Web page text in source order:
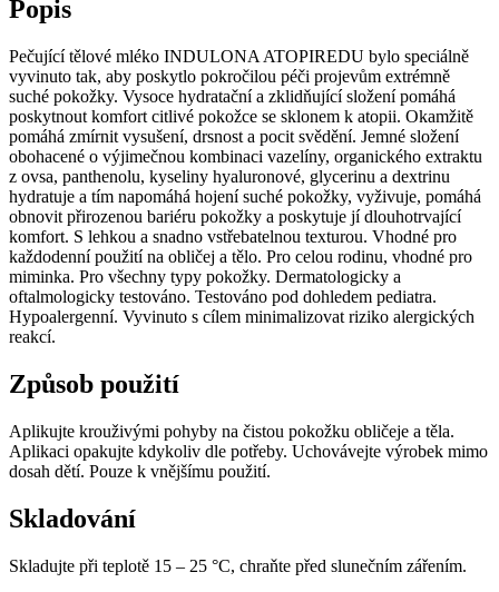
Popis
Pečující tělové mléko INDULONA ATOPIREDU bylo speciálně
vyvinuto tak, aby poskytlo pokročilou péči projevům extrémně
suché pokožky. Vysoce hydratační a zklidňující složení pomáhá
poskytnout komfort citlivé pokožce se sklonem k atopii. Okamžitě
pomáhá zmírnit vysušení, drsnost a pocit svědění. Jemné složení
obohacené o výjimečnou kombinaci vazelíny, organického extraktu
z ovsa, panthenolu, kyseliny hyaluronové, glycerinu a dextrinu
hydratuje a tím napomáhá hojení suché pokožky, vyživuje, pomáhá
obnovit přirozenou bariéru pokožky a poskytuje jí dlouhotrvající
komfort. S lehkou a snadno vstřebatelnou texturou. Vhodné pro
každodenní použití na obličej a tělo. Pro celou rodinu, vhodné pro
miminka. Pro všechny typy pokožky. Dermatologicky a
oftalmologicky testováno. Testováno pod dohledem pediatra.
Hypoalergenní. Vyvinuto s cílem minimalizovat riziko alergických
reakcí.
Způsob použití
Aplikujte krouživými pohyby na čistou pokožku obličeje a těla.
Aplikaci opakujte kdykoliv dle potřeby. Uchovávejte výrobek mimo
dosah dětí. Pouze k vnějšímu použití.
Skladování
Skladujte při teplotě 15 – 25 °C, chraňte před slunečním zářením.